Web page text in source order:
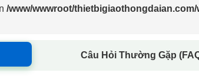
/www/wwwroot/
Câu Hỏi Thường Gặp